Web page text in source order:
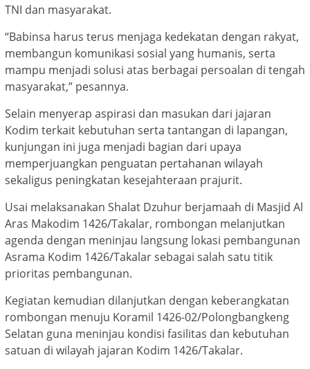
TNI dan masyarakat.
“Babinsa harus terus menjaga kedekatan dengan rakyat,
membangun komunikasi sosial yang humanis, serta
mampu menjadi solusi atas berbagai persoalan di tengah
masyarakat,” pesannya.
Selain menyerap aspirasi dan masukan dari jajaran
Kodim terkait kebutuhan serta tantangan di lapangan,
kunjungan ini juga menjadi bagian dari upaya
memperjuangkan penguatan pertahanan wilayah
sekaligus peningkatan kesejahteraan prajurit.
Usai melaksanakan Shalat Dzuhur berjamaah di Masjid Al
Aras Makodim 1426/Takalar, rombongan melanjutkan
agenda dengan meninjau langsung lokasi pembangunan
Asrama Kodim 1426/Takalar sebagai salah satu titik
prioritas pembangunan.
Kegiatan kemudian dilanjutkan dengan keberangkatan
rombongan menuju Koramil 1426-02/Polongbangkeng
Selatan guna meninjau kondisi fasilitas dan kebutuhan
satuan di wilayah jajaran Kodim 1426/Takalar.